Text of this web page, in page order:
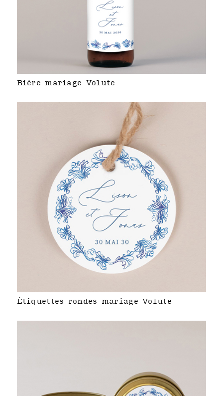
Bière mariage Volute
Étiquettes rondes mariage Volute